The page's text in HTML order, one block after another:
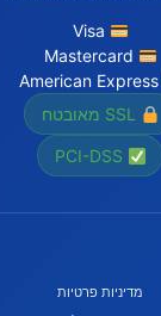
American Express
מדיניות פרטיות